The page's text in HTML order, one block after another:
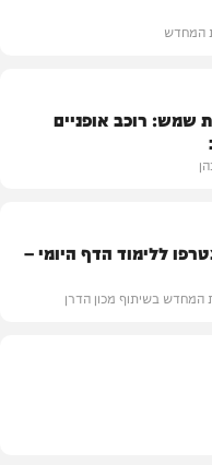
המחדש
שמש: רוכב אופניים
ללימוד הדף היומי –
המחדש בשיתוף מכון הדרן